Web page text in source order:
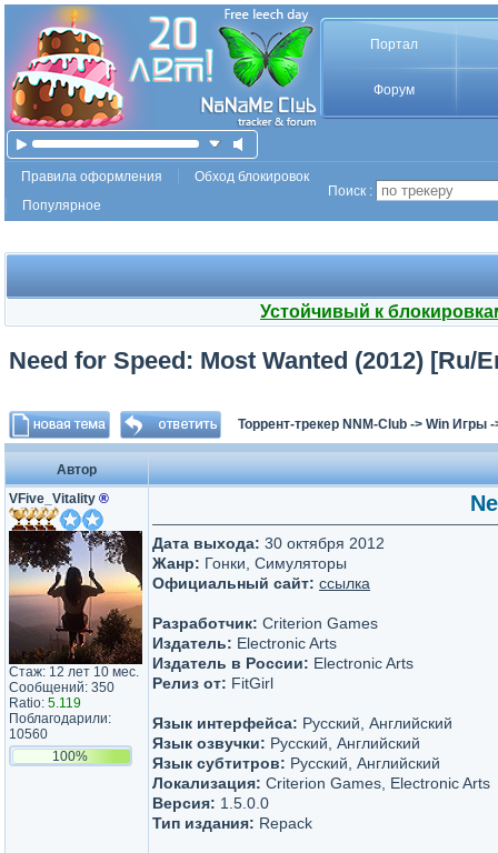
Портал
Форум
Правила оформления
Обход блокировок
Популярное
Поиск :
Устойчивый к
Need for Speed: Most Wanted (2012)
Торрент-трекер NNM-Club -> Win Игры
Автор
VFive_Vitality ®
Стаж: 12 лет 10 мес.
Сообщений: 350
Ratio: 5.119
Поблагодарили:
10560
100%
Дата выхода: 30 октября 2012
Жанр: Гонки, Симуляторы
Официальный сайт: ссылка
Разработчик: Criterion Games
Издатель: Electronic Arts
Издатель в России: Electronic Arts
Релиз от: FitGirl
Язык интерфейса: Русский, Английский
Язык озвучки: Русский, Английский
Язык субтитров: Русский, Английский
Локализация: Criterion Games, Electronic Arts
Версия: 1.5.0.0
Тип издания: Repack